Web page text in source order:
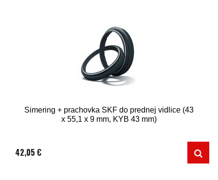
Simering + prachovka SKF do prednej vidlice (43
x 55,1 x 9 mm, KYB 43 mm)
42,05 €